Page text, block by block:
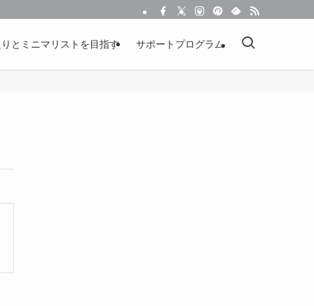
とミニマリストを目指す サポートプログラム